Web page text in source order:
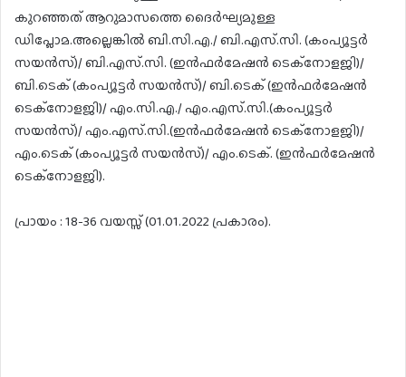
കുറഞ്ഞത് ആറുമാസത്തെ ദൈർഘ്യമുള്ള
ഡിപ്ലോമ.അല്ലെങ്കിൽ ബി.സി.എ./ ബി.എസ്.സി. (കംപ്യൂട്ടർ
സയൻസ്)/ ബി.എസ്.സി. (ഇൻഫർമേഷൻ ടെക്നോളജി)/
ബി.ടെക് (കംപ്യൂട്ടർ സയൻസ്)/ ബി.ടെക് (ഇൻഫർമേഷൻ
ടെക്നോളജി)/ എം.സി.എ./ എം.എസ്.സി.(കംപ്യൂട്ടർ
സയൻസ്)/ എം.എസ്.സി.(ഇൻഫർമേഷൻ ടെക്നോളജി)/
എം.ടെക് (കംപ്യൂട്ടർ സയൻസ്)/ എം.ടെക്. (ഇൻഫർമേഷൻ
ടെക്നോളജി).
പ്രായം : 18-36 വയസ്സ് (01.01.2022 പ്രകാരം).